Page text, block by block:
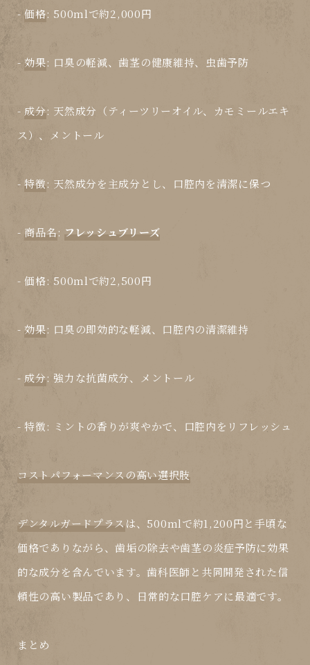
-価格: 500mlで約2,000円
-効果: 口臭の軽減、歯茎の健康維持、虫歯予防
- 成分: 天然成分（ティーツリーオイル、カモミールエキ
ス）、メントール
-特徴: 天然成分を主成分とし、口腔内を清潔に保つ
- 商品名: フレッシュブリーズ
-価格: 500mlで約2,500円
-効果: 口臭の即効的な軽減、口腔内の清潔維持
- 成分: 強力な抗菌成分、メントール
-特徴: ミントの香りが爽やかで、口腔内をリフレッシュ
コストパフォーマンスの高い選択肢
デンタルガードプラス は、500mlで約1,200円と手頃な
価格でありながら、歯垢の除去や歯茎の炎症予防に効果
的な成分を含んでいます。歯科医師と共同開発された信
頼性の高い製品であり、日常的な口腔ケアに最適です。
まとめ